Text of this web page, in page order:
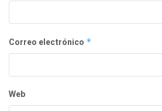
Correo electrónico *
Web